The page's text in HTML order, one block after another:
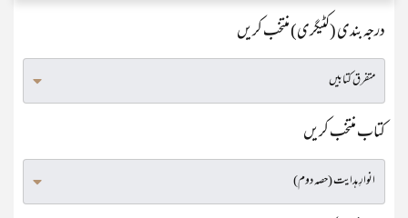
درجہ بندی (کٹیگری) منتخب کریں
کتاب منتخب کریں